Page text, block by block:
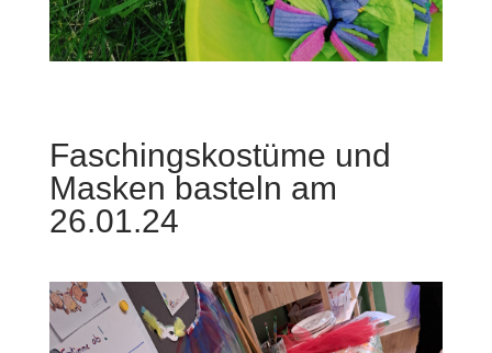
Faschingskostüme und
Masken basteln am
26.01.24